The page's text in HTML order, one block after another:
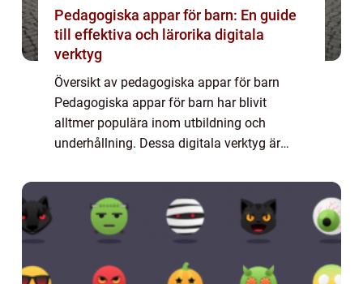
Pedagogiska appar för barn: En guide
till effektiva och lärorika digitala
verktyg
Översikt av pedagogiska appar för barn
Pedagogiska appar för barn har blivit
alltmer populära inom utbildning och
underhållning. Dessa digitala verktyg är
utveckling genom interaktivitet och
spelifiering. Me...